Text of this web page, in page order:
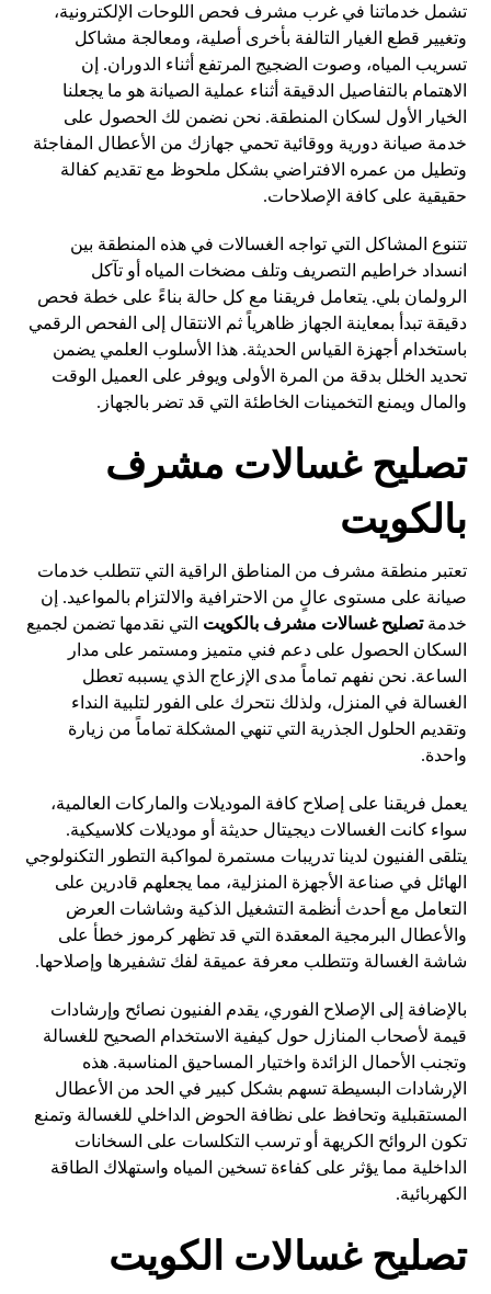
تشمل خدماتنا في غرب مشرف فحص اللوحات الإلكترونية،
وتغيير قطع الغيار التالفة بأخرى أصلية، ومعالجة مشاكل
تسريب المياه، وصوت الضجيج المرتفع أثناء الدوران. إن
الاهتمام بالتفاصيل الدقيقة أثناء عملية الصيانة هو ما يجعلنا
الخيار الأول لسكان المنطقة. نحن نضمن لك الحصول على
خدمة صيانة دورية ووقائية تحمي جهازك من الأعطال المفاجئة
وتطيل من عمره الافتراضي بشكل ملحوظ مع تقديم كفالة
حقيقية على كافة الإصلاحات.
تتنوع المشاكل التي تواجه الغسالات في هذه المنطقة بين
انسداد خراطيم التصريف وتلف مضخات المياه أو تآكل
الرولمان بلي. يتعامل فريقنا مع كل حالة بناءً على خطة فحص
دقيقة تبدأ بمعاينة الجهاز ظاهرياً ثم الانتقال إلى الفحص الرقمي
باستخدام أجهزة القياس الحديثة. هذا الأسلوب العلمي يضمن
تحديد الخلل بدقة من المرة الأولى ويوفر على العميل الوقت
والمال ويمنع التخمينات الخاطئة التي قد تضر بالجهاز.
تصليح غسالات مشرف
بالكويت
تعتبر منطقة مشرف من المناطق الراقية التي تتطلب خدمات
صيانة على مستوى عالٍ من الاحترافية والالتزام بالمواعيد. إن
خدمةتصليح غسالات مشرف بالكويت التي نقدمها تضمن لجميع
السكان الحصول على دعم فني متميز ومستمر على مدار
الساعة. نحن نفهم تماماً مدى الإزعاج الذي يسببه تعطل
الغسالة في المنزل، ولذلك نتحرك على الفور لتلبية النداء
وتقديم الحلول الجذرية التي تنهي المشكلة تماماً من زيارة
واحدة.
يعمل فريقنا على إصلاح كافة الموديلات والماركات العالمية،
سواء كانت الغسالات ديجيتال حديثة أو موديلات كلاسيكية.
يتلقى الفنيون لدينا تدريبات مستمرة لمواكبة التطور التكنولوجي
الهائل في صناعة الأجهزة المنزلية، مما يجعلهم قادرين على
التعامل مع أحدث أنظمة التشغيل الذكية وشاشات العرض
والأعطال البرمجية المعقدة التي قد تظهر كرموز خطأ على
شاشة الغسالة وتتطلب معرفة عميقة لفك تشفيرها وإصلاحها.
بالإضافة إلى الإصلاح الفوري، يقدم الفنيون نصائح وإرشادات
قيمة لأصحاب المنازل حول كيفية الاستخدام الصحيح للغسالة
وتجنب الأحمال الزائدة واختيار المساحيق المناسبة. هذه
الإرشادات البسيطة تسهم بشكل كبير في الحد من الأعطال
المستقبلية وتحافظ على نظافة الحوض الداخلي للغسالة وتمنع
تكون الروائح الكريهة أو ترسب التكلسات على السخانات
الداخلية مما يؤثر على كفاءة تسخين المياه واستهلاك الطاقة
الكهربائية.
تصليح غسالات الكويت